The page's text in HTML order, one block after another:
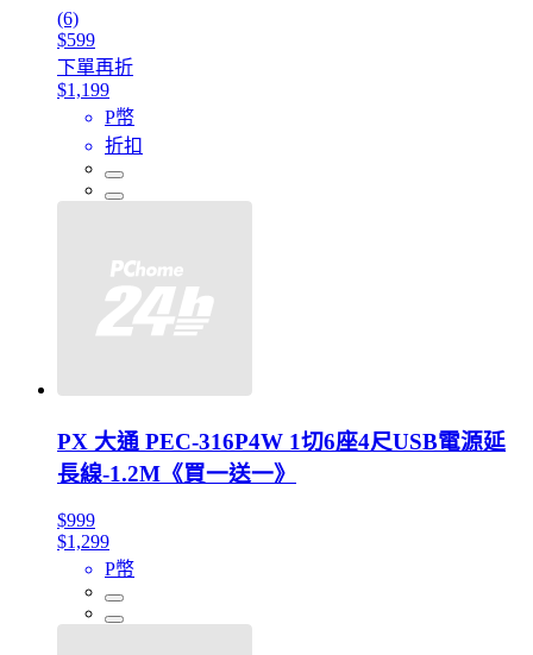
(6)
$599
下單再折
$1,199
P幣
折扣
PX 大通 PEC-316P4W 1切6座4尺USB電源延
長線-1.2M《買一送一》
$999
$1,299
P幣